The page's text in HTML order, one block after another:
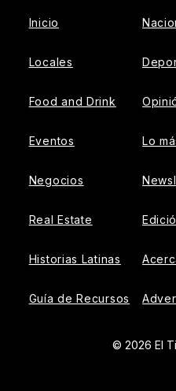
Inicio
Locales
Food and Drink
Eventos
Negocios
Real Estate
Historias Latinas
Guía de Recursos
Lo
© 2026 El